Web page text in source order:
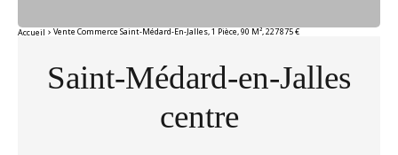
Accueil Vente Commerce Saint-Médard-En-Jalles, 1 Pièce, 90 M², 227 875 €
Saint-Médard-en-Jalles
centre